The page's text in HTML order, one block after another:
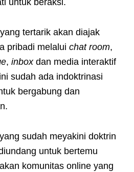
untuk beraksi.
tertarik akan diajak
pribadi melalui chat room,
, inboxdan media interaktif
sudah ada indoktrinasi
bergabung dan
sudah meyakini doktrin
untuk bertemu
komunitas online yang